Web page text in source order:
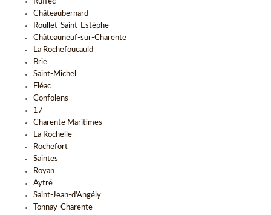
Châteaubernard
Roullet-Saint-Estèphe
Châteauneuf-sur-Charente
La Rochefoucauld
Brie
Saint-Michel
Fléac
Confolens
17
Charente Maritimes
La Rochelle
Rochefort
Saintes
Royan
Aytré
Saint-Jean-d'Angély
Tonnay-Charente